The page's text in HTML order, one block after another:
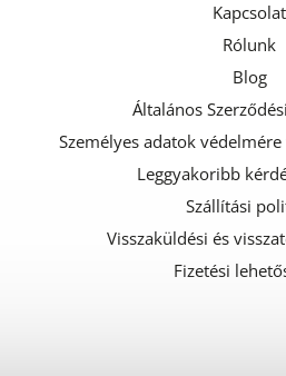
Kapcsolat
Rólunk
Blog
Általános
Személyes adatok
Leggyakoribb
Szállítási
Visszaküldési és
Fizetési